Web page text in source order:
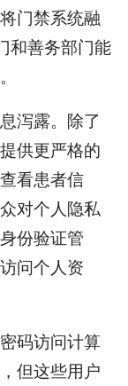
门禁系统融
和善务部门能
泻露。除了
供更严格的
看患者信
对个人隐私
份验证管
问个人资
码访问计算
但这些用户